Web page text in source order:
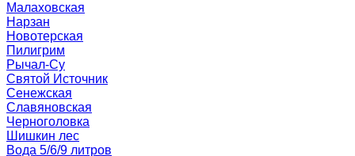
Малаховская
Нарзан
Новотерская
Пилигрим
Рычал-Су
Святой Источник
Сенежская
Славяновская
Черноголовка
Шишкин лес
Вода 5/6/9 литров